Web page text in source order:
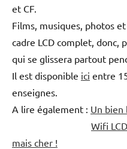
et CF.
Films, musiques, photos
cadre LCD complet, donc,
qui se glissera partout
Il est disponible ici entre
enseignes.
A lire également : Un bien
Wifi
mais cher !